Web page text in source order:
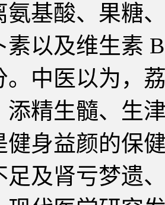
氨基酸、果糖
素以及维生素
。中医以为，
添精生髓、生
健身益颜的保
足及肾亏梦遗